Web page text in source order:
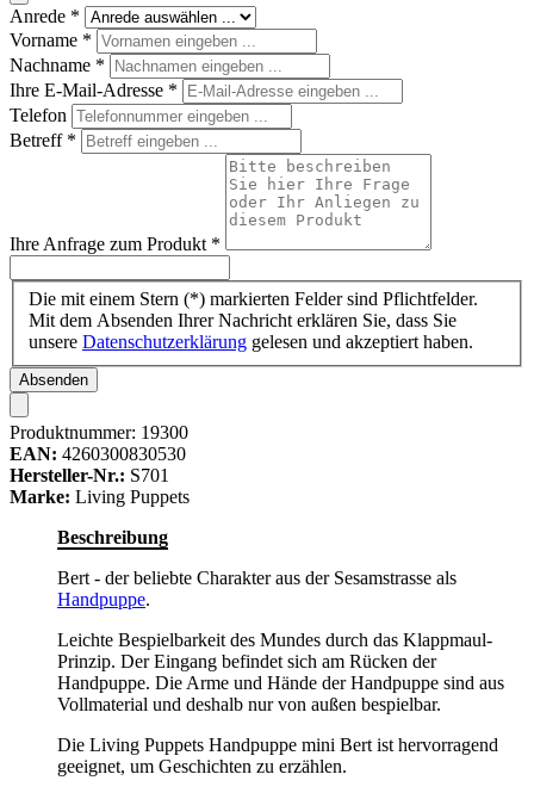
Anrede *
Vorname *
Nachname *
Ihre E-Mail-Adresse *
Telefon
Betreff *
Ihre Anfrage zum Produkt *
Die mit einem Stern (*) markierten Felder sind Pflichtfelder.
Mit dem Absenden Ihrer Nachricht erklären Sie, dass Sie
unsere Datenschutzerklärung gelesen und akzeptiert haben.
Absenden
Produktnummer: 19300
EAN: 4260300830530
Hersteller-Nr.: S701
Marke: Living Puppets
Beschreibung
Bert - der beliebte Charakter aus der Sesamstrasse als
Handpuppe.
Leichte Bespielbarkeit des Mundes durch das Klappmaul-
Prinzip. Der Eingang befindet sich am Rücken der
Handpuppe. Die Arme und Hände der Handpuppe sind aus
Vollmaterial und deshalb nur von außen bespielbar.
Die Living Puppets Handpuppe mini Bert ist hervorragend
geeignet, um Geschichten zu erzählen.